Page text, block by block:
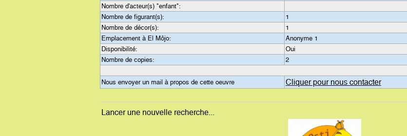
Nombre d'acteur(s) "enfant":
Nombre de figurant(s):
1
Nombre de décor(s):
1
Emplacement à El Môjo:
Anonyme 1
Disponibilité:
Oui
Nombre de copies:
2
Nous envoyer un mail à propos de cette oeuvre Cliquer pour nous contacter
Lancer une nouvelle recherche...